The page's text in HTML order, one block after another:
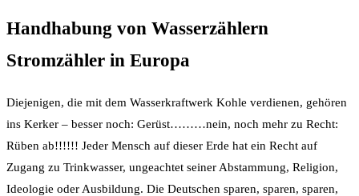
Handhabung von Wasserzählern
Stromzähler in Europa
Diejenigen, die mit dem Wasserkraftwerk Kohle verdienen, gehören
ins Kerker – besser noch: Gerüst………nein, noch mehr zu Recht:
Rüben ab!!!!!! Jeder Mensch auf dieser Erde hat ein Recht auf
Zugang zu Trinkwasser, ungeachtet seiner Abstammung, Religion,
Ideologie oder Ausbildung. Die Deutschen sparen, sparen, sparen,